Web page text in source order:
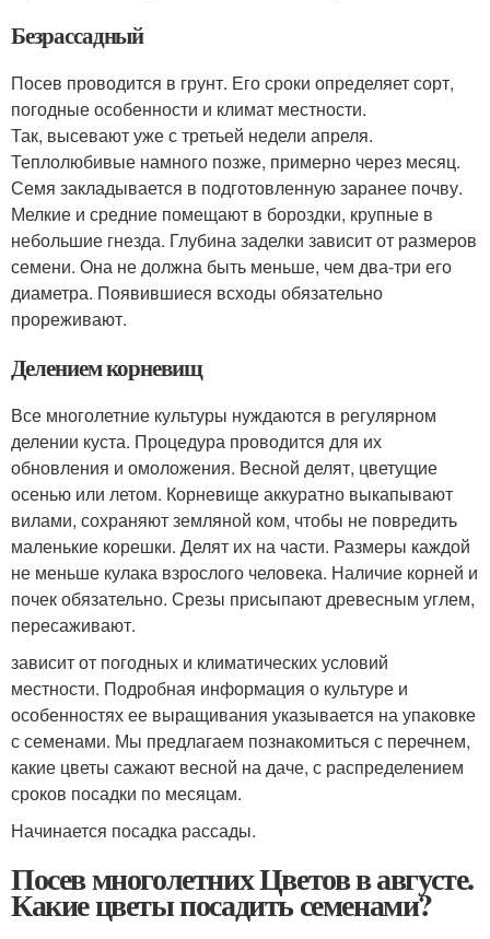
Безрассадный
Посев проводится в грунт. Его сроки определяет сорт,
погодные особенности и климат местности.
Так, высевают уже с третьей недели апреля.
Теплолюбивые намного позже, примерно через месяц.
Семя закладывается в подготовленную заранее почву.
Мелкие и средние помещают в бороздки, крупные в
небольшие гнезда. Глубина заделки зависит от размеров
семени. Она не должна быть меньше, чем два-три его
диаметра. Появившиеся всходы обязательно
прореживают.
Делением корневищ
Все многолетние культуры нуждаются в регулярном
делении куста. Процедура проводится для их
обновления и омоложения. Весной делят, цветущие
осенью или летом. Корневище аккуратно выкапывают
вилами, сохраняют земляной ком, чтобы не повредить
маленькие корешки. Делят их на части. Размеры каждой
не меньше кулака взрослого человека. Наличие корней и
почек обязательно. Срезы присыпают древесным углем,
пересаживают.
зависит от погодных и климатических условий
местности. Подробная информация о культуре и
особенностях ее выращивания указывается на упаковке
с семенами. Мы предлагаем познакомиться с перечнем,
какие цветы сажают весной на даче, с распределением
сроков посадки по месяцам.
Начинается посадка рассады.
Посев многолетних Цветов в августе.
Какие цветы посадить семенами?